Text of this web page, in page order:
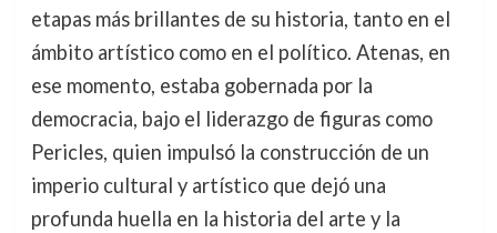
etapas más brillantes de su historia, tanto en el
ámbito artístico como en el político. Atenas, en
ese momento, estaba gobernada por la
democracia, bajo el liderazgo de figuras como
Pericles, quien impulsó la construcción de un
imperio cultural y artístico que dejó una
profunda huella en la historia del arte y la